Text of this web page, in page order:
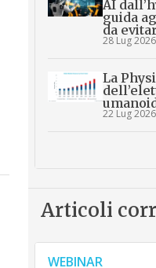
AI
guida
da
28 Lug 2026
La
22 Lug 2026
Articoli
WEBINAR